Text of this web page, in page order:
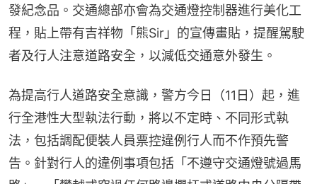
發紀念品。交通總部亦會為交通燈控制器進行美化工
程，貼上帶有吉祥物「熊Sir」的宣傳畫貼，提醒駕駛
者及行人注意道路安全，以減低交通意外發生。
為提高行人道路安全意識，警方今日（11日）起，進
行全港性大型執法行動，將以不定時、不同形式執
法，包括調配便裝人員票控違例行人而不作預先警
告。針對行人的違例事項包括「不遵守交通燈號過馬